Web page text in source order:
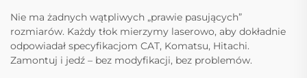
Nie ma żadnych wątpliwych „prawie pasujących”
rozmiarów. Każdy tłok mierzymy laserowo, aby dokładnie
odpowiadał specyfikacjom CAT, Komatsu, Hitachi.
Zamontuj i jedź – bez modyfikacji, bez problemów.